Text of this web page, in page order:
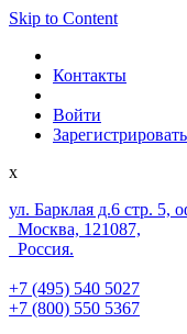
Skip to Content
Контакты
Войти
x
ул. Барклая д.6 стр. 5,
Москва, 121087,
Россия.
+7 (495) 540 5027
+7 (800) 550 5367